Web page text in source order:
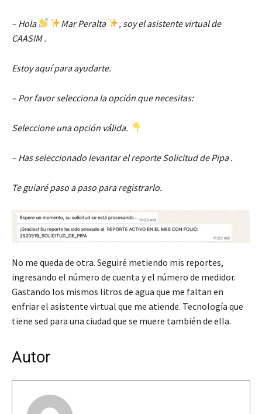
– Hola Mar Peralta
, soy el asistente virtual de
CAASIM .
Estoy aquí para ayudarte.
– Por favor selecciona la opción que necesitas:
Seleccione una opción válida.
– Has seleccionado levantar el reporte Solicitud de Pipa .
Te guiaré paso a paso para registrarlo.
No me queda de otra. Seguiré metiendo mis reportes,
ingresando el número de cuenta y el número de medidor.
Gastando los mismos litros de agua que me faltan en
enfriar el asistente virtual que me atiende. Tecnología que
tiene sed para una ciudad que se muere también de ella.
Autor